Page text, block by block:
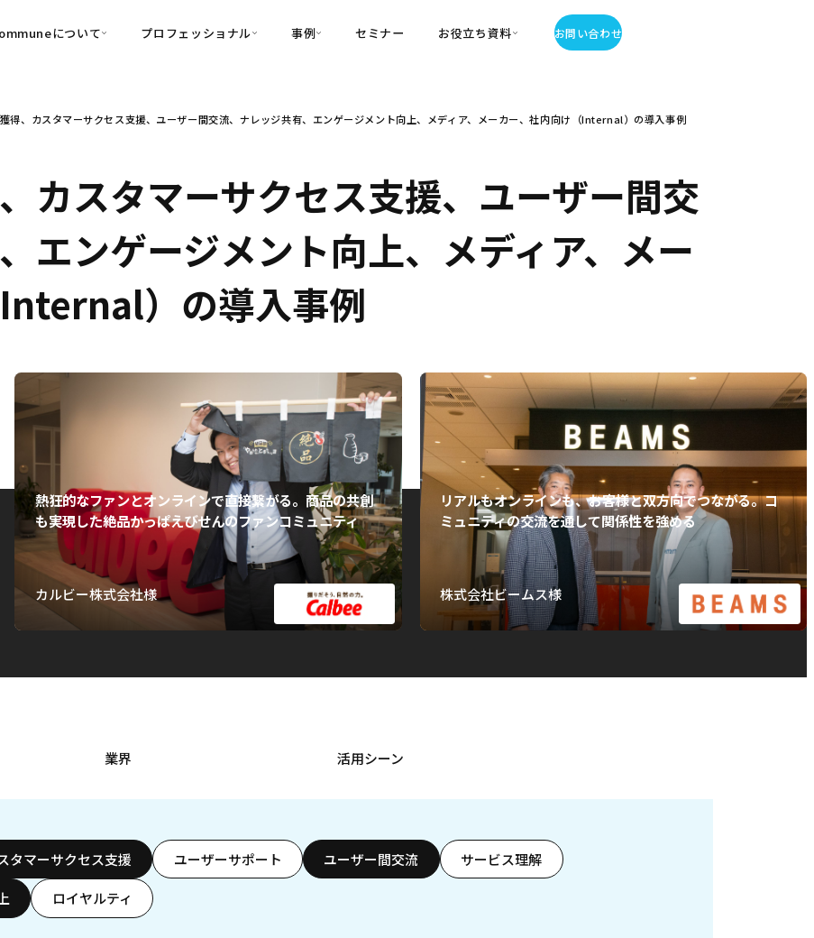
について
可視化
育成
・Commune Voice ・Commune Navigator
を醸成する信頼起点経営基盤
・Commune CRM（旧：
SuccessHub）
コミュニケーションの変革を支援
・Commune for Work
プロフェッショナル
・Customer-Led Growth
事例
導入事例
セミナー お役立ち資料
・お役立ち資料
お問い合わせ
得、カスタマーサクセス支援、ユーザー間交流、ナレッジ共有、エンゲージメント向上、メディア、メーカー、社内向け（Internal）の導入事例
カスタマーサクセス支援、ユーザー間交
エンゲージメント向上、メディア、メー
）の導入事例
熱狂的なファンとオンラインで直接繋がる。商品の共創
も実現した絶品かっぱえびせんのファンコミュニティ
カルビー株式会社様
リアルもオンラインも、お客様と双方向でつながる。コ
ミュニティの交流を通して関係性を強める
株式会社ビームス様
業界 活用シーン
タマーサクセス支援 ユーザーサポート ユーザー間交流 サービス理解
ロイヤルティ